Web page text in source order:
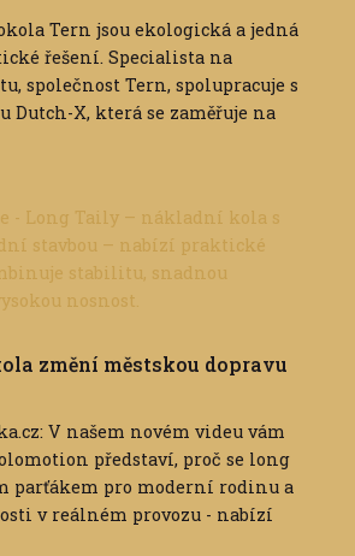
Tern jsou ekologická a jedná
řešení. Specialista na
společnost Tern, spolupracuje s
Dutch-X, která se zaměřuje na
změní městskou dopravu
V našem novém videu vám
představí, proč se long
parťákem pro moderní rodinu a
v reálném provozu - nabízí